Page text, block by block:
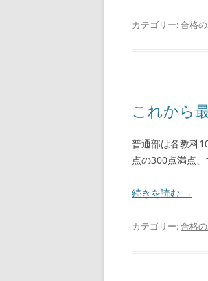
カテゴリー:合格
これから
普通部は各教科
点の300点満点、
続きを読む →
カテゴリー:合格